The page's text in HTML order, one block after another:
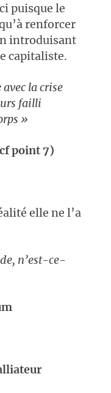
puisque le
renforcer
introduisant
capitaliste.
la crise
failli
»
point 7)
elle ne l’a
n’est-ce-